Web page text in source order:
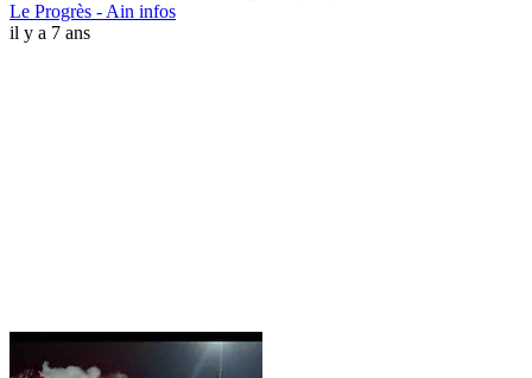
Le Progrès - Ain infos
il y a 7 ans